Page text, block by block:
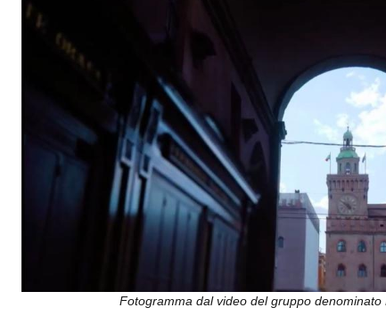
Fotogramma dal video del gruppo denominato